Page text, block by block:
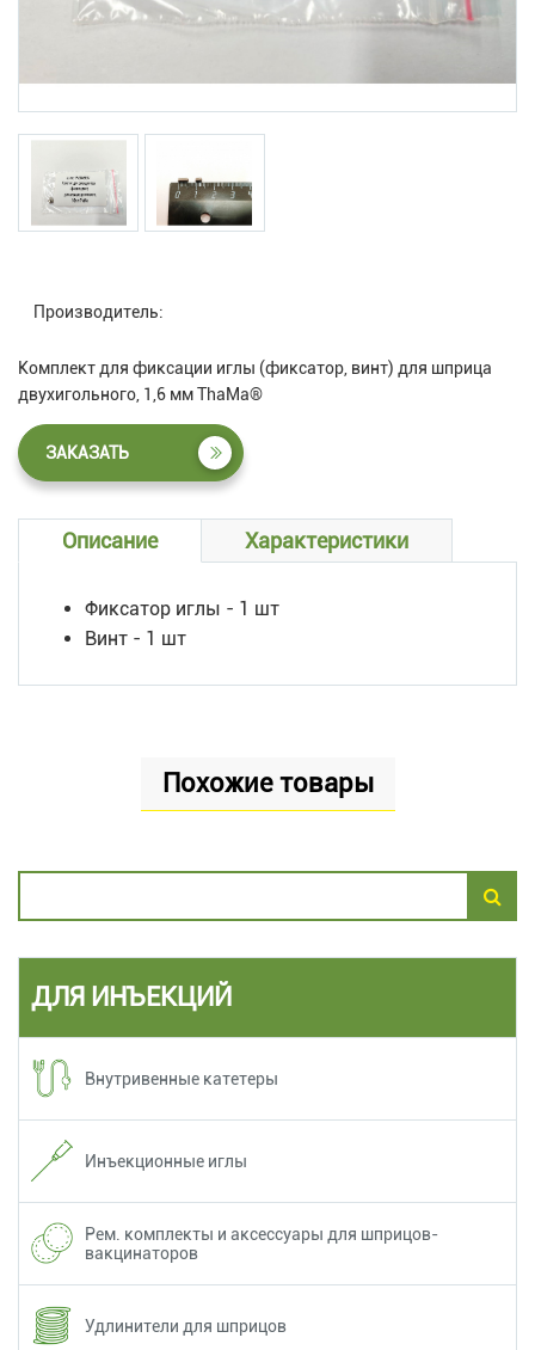
Производитель:
Комплект для фиксации иглы (фиксатор, винт) для шприца
двухигольного, 1,6 мм ThaMa®
ЗАКАЗАТЬ
Описание Характеристики
Фиксатор иглы - 1 шт
Винт - 1 шт
Похожие товары
ДЛЯ ИНЪЕКЦИЙ
Внутривенные катетеры
Инъекционные иглы
Рем. комплекты и аксессуары для шприцов-
вакцинаторов
Удлинители для шприцов